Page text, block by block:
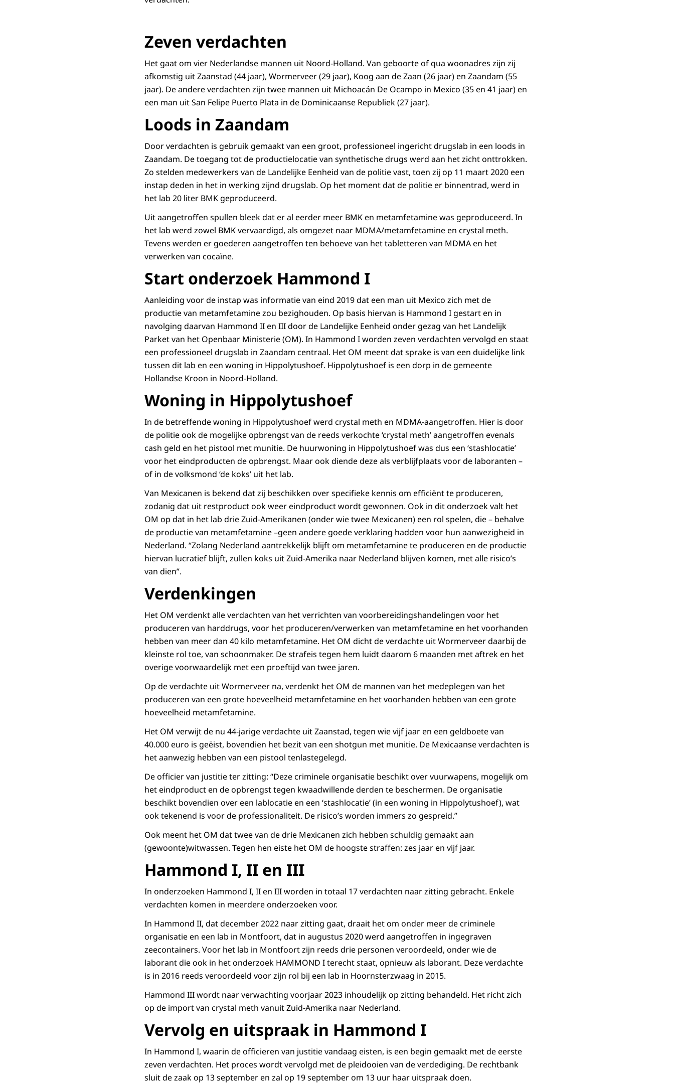
Zeven verdachten
Het gaat om vier Nederlandse mannen uit Noord-Holland. Van geboorte of qua woonadres zijn zij
afkomstig uit Zaanstad (44 jaar), Wormerveer (29 jaar), Koog aan de Zaan (26 jaar) en Zaandam (55
jaar). De andere verdachten zijn twee mannen uit Michoacán De Ocampo in Mexico (35 en 41 jaar) en
een man uit San Felipe Puerto Plata in de Dominicaanse Republiek (27 jaar).
Loods in Zaandam
Door verdachten is gebruik gemaakt van een groot, professioneel ingericht drugslab in een loods in
Zaandam. De toegang tot de productielocatie van synthetische drugs werd aan het zicht onttrokken.
Zo stelden medewerkers van de Landelijke Eenheid van de politie vast, toen zij op 11 maart 2020 een
instap deden in het in werking zijnd drugslab. Op het moment dat de politie er binnentrad, werd in
het lab 20 liter BMK geproduceerd.
Uit aangetroffen spullen bleek dat er al eerder meer BMK en metamfetamine was geproduceerd. In
het lab werd zowel BMK vervaardigd, als omgezet naar MDMA/metamfetamine en crystal meth.
Tevens werden er goederen aangetroffen ten behoeve van het tabletteren van MDMA en het
verwerken van cocaïne.
Start onderzoek Hammond I
Aanleiding voor de instap was informatie van eind 2019 dat een man uit Mexico zich met de
productie van metamfetamine zou bezighouden. Op basis hiervan is Hammond I gestart en in
navolging daarvan Hammond II en III door de Landelijke Eenheid onder gezag van het Landelijk
Parket van het Openbaar Ministerie (OM). In Hammond I worden zeven verdachten vervolgd en staat
een professioneel drugslab in Zaandam centraal. Het OM meent dat sprake is van een duidelijke link
tussen dit lab en een woning in Hippolytushoef. Hippolytushoef is een dorp in de gemeente
Hollandse Kroon in Noord-Holland.
Woning in Hippolytushoef
In de betreffende woning in Hippolytushoef werd crystal meth en MDMA-aangetroffen. Hier is door
de politie ook de mogelijke opbrengst van de reeds verkochte ‘crystal meth’ aangetroffen evenals
cash geld en het pistool met munitie. De huurwoning in Hippolytushoef was dus een ‘stashlocatie’
voor het eindproducten de opbrengst. Maar ook diende deze als verblijfplaats voor de laboranten –
of in de volksmond ‘de koks’ uit het lab.
Van Mexicanen is bekend dat zij beschikken over specifieke kennis om efficiënt te produceren,
zodanig dat uit restproduct ook weer eindproduct wordt gewonnen. Ook in dit onderzoek valt het
OM op dat in het lab drie Zuid-Amerikanen (onder wie twee Mexicanen) een rol spelen, die – behalve
de productie van metamfetamine –geen andere goede verklaring hadden voor hun aanwezigheid in
Nederland. “Zolang Nederland aantrekkelijk blijft om metamfetamine te produceren en de productie
hiervan lucratief blijft, zullen koks uit Zuid-Amerika naar Nederland blijven komen, met alle risico’s
van dien”.
Verdenkingen
Het OM verdenkt alle verdachten van het verrichten van voorbereidingshandelingen voor het
produceren van harddrugs, voor het produceren/verwerken van metamfetamine en het voorhanden
hebben van meer dan 40 kilo metamfetamine. Het OM dicht de verdachte uit Wormerveer daarbij de
kleinste rol toe, van schoonmaker. De strafeis tegen hem luidt daarom 6 maanden met aftrek en het
overige voorwaardelijk met een proeftijd van twee jaren.
Op de verdachte uit Wormerveer na, verdenkt het OM de mannen van het medeplegen van het
produceren van een grote hoeveelheid metamfetamine en het voorhanden hebben van een grote
hoeveelheid metamfetamine.
Het OM verwijt de nu 44-jarige verdachte uit Zaanstad, tegen wie vijf jaar en een geldboete van
40.000 euro is geëist, bovendien het bezit van een shotgun met munitie. De Mexicaanse verdachten is
het aanwezig hebben van een pistool tenlastegelegd.
De officier van justitie ter zitting: “Deze criminele organisatie beschikt over vuurwapens, mogelijk om
het eindproduct en de opbrengst tegen kwaadwillende derden te beschermen. De organisatie
beschikt bovendien over een lablocatie en een ‘stashlocatie’ (in een woning in Hippolytushoef), wat
ook tekenend is voor de professionaliteit. De risico’s worden immers zo gespreid.”
Ook meent het OM dat twee van de drie Mexicanen zich hebben schuldig gemaakt aan
(gewoonte)witwassen. Tegen hen eiste het OM de hoogste straffen: zes jaar en vijf jaar.
Hammond I, II en III
In onderzoeken Hammond I, II en III worden in totaal 17 verdachten naar zitting gebracht. Enkele
verdachten komen in meerdere onderzoeken voor.
In Hammond II, dat december 2022 naar zitting gaat, draait het om onder meer de criminele
organisatie en een lab in Montfoort, dat in augustus 2020 werd aangetroffen in ingegraven
zeecontainers. Voor het lab in Montfoort zijn reeds drie personen veroordeeld, onder wie de
laborant die ook in het onderzoek HAMMOND I terecht staat, opnieuw als laborant. Deze verdachte
is in 2016 reeds veroordeeld voor zijn rol bij een lab in Hoornsterzwaag in 2015.
Hammond III wordt naar verwachting voorjaar 2023 inhoudelijk op zitting behandeld. Het richt zich
op de import van crystal meth vanuit Zuid-Amerika naar Nederland.
Vervolg en uitspraak in Hammond I
In Hammond I, waarin de officieren van justitie vandaag eisten, is een begin gemaakt met de eerste
zeven verdachten. Het proces wordt vervolgd met de pleidooien van de verdediging. De rechtbank
sluit de zaak op 13 september en zal op 19 september om 13 uur haar uitspraak doen.